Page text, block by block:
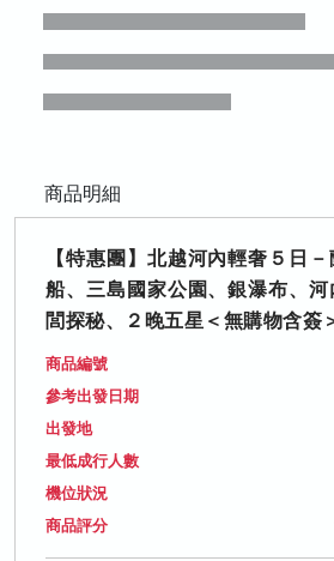
商品明細
【特惠團】北越河內輕奢５日
船、三島國家公園、銀瀑布、
閭探秘、２晚五星＜無購物含簽
商品編號
參考出發日期
出發地
最低成行人數
機位狀況
商品評分